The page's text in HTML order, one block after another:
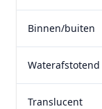
Binnen/buiten
Waterafstotend
Translucent